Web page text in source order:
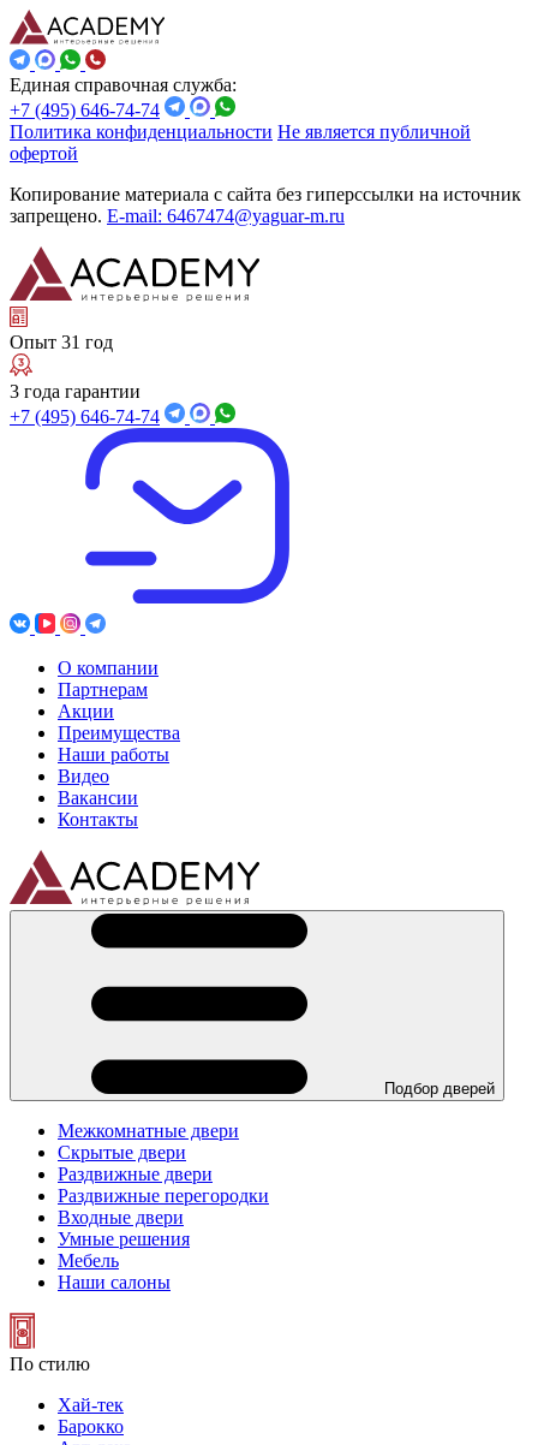
Единая справочная служба:
+7 (495) 646-74-74
Политика конфиденциальности Не является публичной
офертой
Копирование материала с сайта без гиперссылки на источник
запрещено. E-mail: 6467474@yaguar-m.ru
Опыт 31 год
3 года гарантии
+7 (495) 646-74-74
О компании
Партнерам
Акции
Преимущества
Наши работы
Видео
Вакансии
Контакты
Подбор дверей
Межкомнатные двери
Скрытые двери
Раздвижные двери
Раздвижные перегородки
Входные двери
Умные решения
Мебель
Наши салоны
По стилю
Хай-тек
Барокко